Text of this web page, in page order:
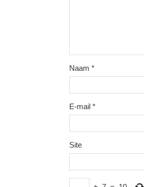
Naam *
E-mail *
Site